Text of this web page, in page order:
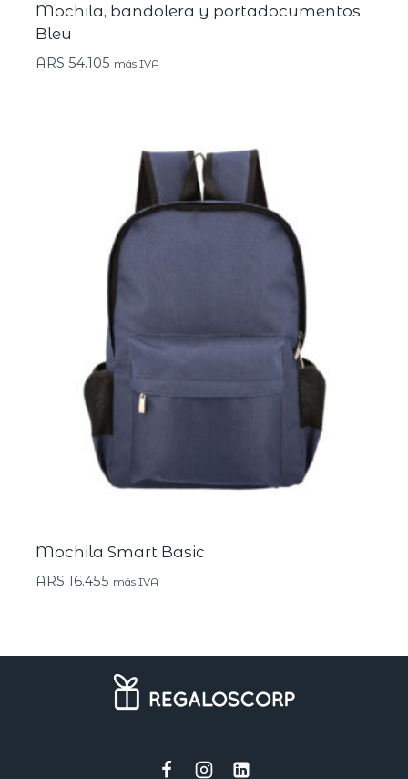
Mochila, bandolera y portadocumentos
Bleu
ARS 54.105 más IVA
Mochila Smart Basic
ARS 16.455 más IVA